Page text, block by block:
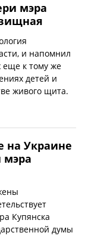
мэра
и напомнил
еще к тому же
детей и
живого щита.
на Украине
мэра
Купянска
думы